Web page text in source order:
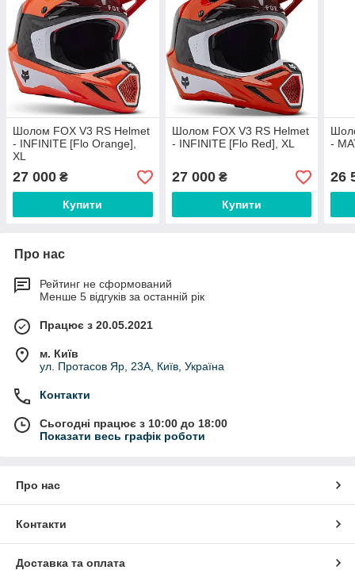
Шолом FOX V3 RS Helmet
- INFINITE [Flo Orange],
XL
27 000 ₴
Купити
Шолом FOX V3 RS Helmet
- INFINITE [Flo Red], XL
27 000₴
Купити
-
26
Про нас
Рейтинг не сформований
Менше 5 відгуків за останній рік
Працює з 20.05.2021
м. Київ
ул. Протасов Яр, 23А, Київ, Україна
Контакти
Сьогодні працює з 10:00 до 18:00
Показати весь графік роботи
Про нас
Контакти
Доставка та оплата